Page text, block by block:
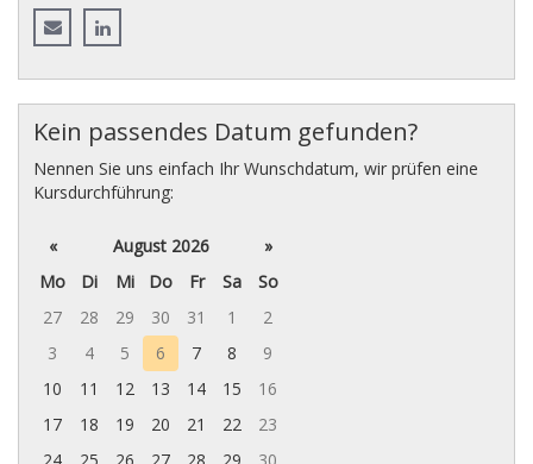
Kein passendes Datum gefunden?
Nennen Sie uns einfach Ihr Wunschdatum, wir prüfen eine
Kursdurchführung:
« August 2026
»
Mo
Di Mi Do Fr Sa
So
27
28 29 30 31 1
2
3
4 5 6 7 8
9
10
11 12 13 14 15
16
17
18 19 20 21 22
23